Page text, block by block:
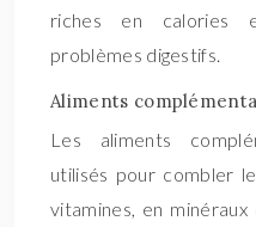
riches en calories
problèmes digestifs.
Aliments
Les aliments
utilisés pour combler
vitamines, en